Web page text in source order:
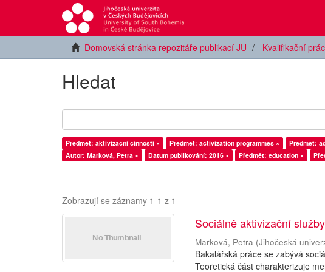
Domovská stránka repozitáře publikací JU Kvalifikační
Hledat
Předmět: aktivizační činnosti × Předmět: activization programmes × Předmět:
Autor: Marková, Petra ×
Datum publikování: 2016 × Předmět: education ×
Zobrazují se záznamy 1-1 z 1
Sociálně aktivizační
Marková, Petra (Jihočeská
Bakalářská práce se zabývá
Teoretická část charakterizuje